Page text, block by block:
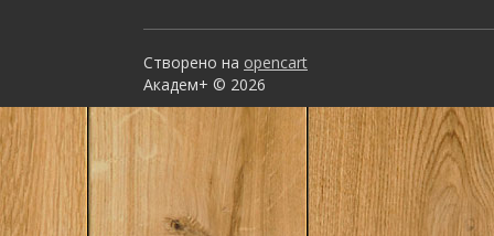
Створено на opencart
Академ+ © 2026